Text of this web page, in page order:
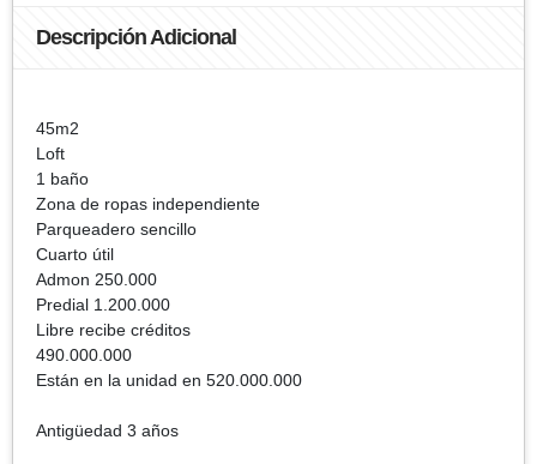
Descripción Adicional
45m2
Loft
1 baño
Zona de ropas independiente
Parqueadero sencillo
Cuarto útil
Admon 250.000
Predial 1.200.000
Libre recibe créditos
490.000.000
Están en la unidad en 520.000.000
Antigüedad 3 años